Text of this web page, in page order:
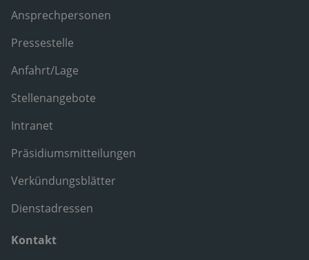
Ansprechpersonen
Pressestelle
Anfahrt/Lage
Stellenangebote
Intranet
Präsidiumsmitteilungen
Verkündungsblätter
Dienstadressen
Kontakt